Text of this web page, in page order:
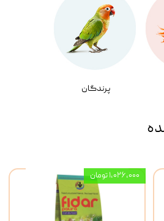
پرندگان
۱,۰۲۶,۰۰۰ تومان